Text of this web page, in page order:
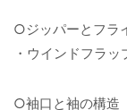
○ジッパーとフラ
・ウインドフラ
○袖口と袖の構造